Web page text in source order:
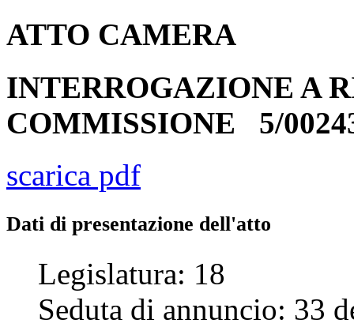
ATTO CAMERA
INTERROGAZIONE A
COMMISSIONE 5/
scarica pdf
Dati di presentazione dell'atto
Legislatura: 18
Seduta di annuncio: 33